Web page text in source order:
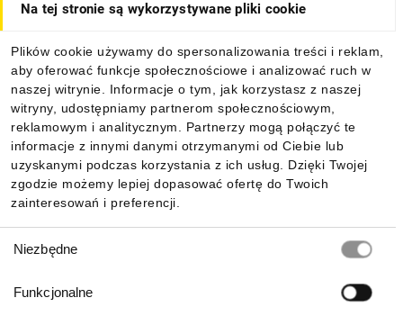
Na tej stronie są wykorzystywane pliki cookie
Plików cookie używamy do spersonalizowania treści i reklam,
aby oferować funkcje społecznościowe i analizować ruch w
naszej witrynie. Informacje o tym, jak korzystasz z naszej
witryny, udostępniamy partnerom społecznościowym,
reklamowym i analitycznym. Partnerzy mogą połączyć te
informacje z innymi danymi otrzymanymi od Ciebie lub
uzyskanymi podczas korzystania z ich usług. Dzięki Twojej
zgodzie możemy lepiej dopasować ofertę do Twoich
zainteresowań i preferencji.
zgody
Niezbędne
Funkcjonalne
Informacje
Pobierz naszą aplikację mobilną: